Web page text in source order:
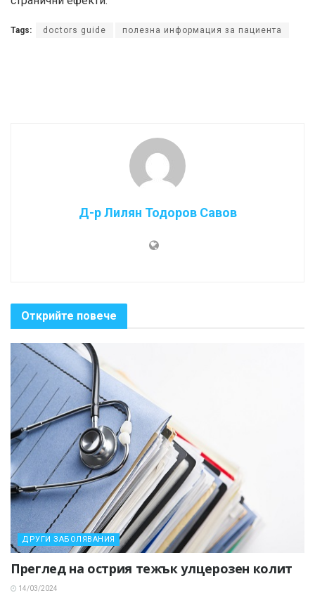
Tags: doctors guide полезна информация за пациента
Д-р Лилян Тодоров Савов
Открийте повече
ДРУГИ ЗАБОЛЯВАНИЯ
Преглед на острия тежък улцерозен колит
14/03/2024